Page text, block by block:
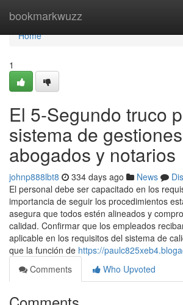
bookmarkwuzz
Home
Home
1
El 5-Segundo truco
sistema de
abogados y notarios
johnp888lbt8 334 days ago News
El personal debe ser capacitado en los
importancia de seguir los procedimientos
asegura que todos estén alineados y
calidad. Confirmar que los empleados
aplicable en los requisitos del sistema de
que la función de https://
Comments
Who Upvoted